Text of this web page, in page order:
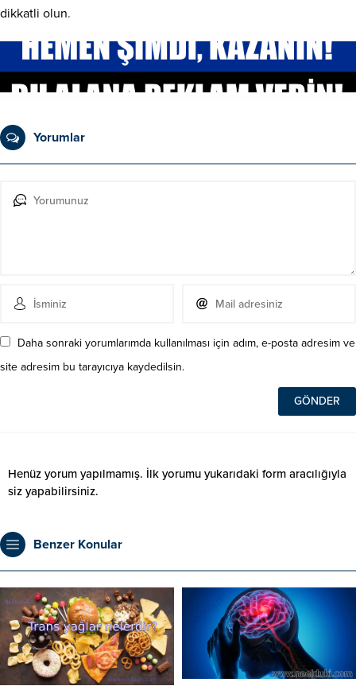
dikkatli olun.
Yorumlar
Daha sonraki yorumlarımda kullanılması için adım, e-posta adresim ve
site adresim bu tarayıcıya kaydedilsin.
Henüz yorum yapılmamış. İlk yorumu yukarıdaki form aracılığıyla
siz yapabilirsiniz.
Benzer Konular